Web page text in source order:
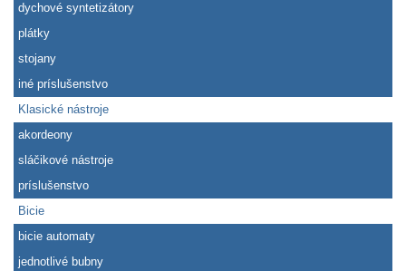
dychové syntetizátory
plátky
stojany
iné príslušenstvo
Klasické nástroje
akordeony
sláčikové nástroje
príslušenstvo
Bicie
bicie automaty
jednotlivé bubny